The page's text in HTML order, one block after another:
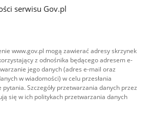
serwisu Gov.pl
www.gov.pl mogą zawierać adresy skrzynek
z odnośnika będącego adresem e-
jego danych (adres e-mail oraz
w wiadomości) w celu przesłania
pytania. Szczegóły przetwarzania danych przez
się w ich politykach przetwarzania danych